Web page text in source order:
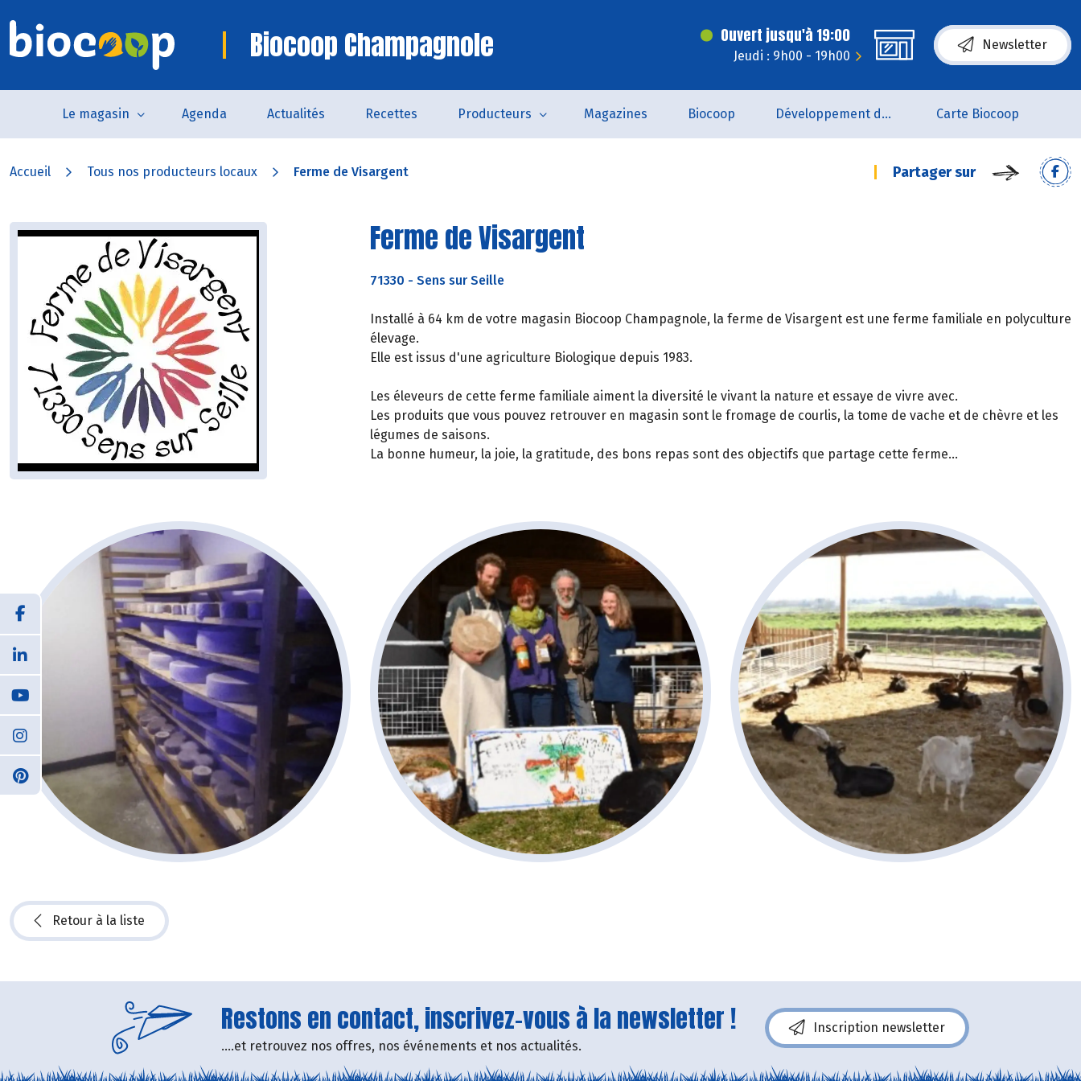
Biocoop Champagnole Ouvert jusqu'à 19:00
Jeudi : 9h00 - 19h00
Newsletter
Le magasin Agenda Actualités Recettes Producteurs Magazines Biocoop Développement durable Carte Biocoop
Accueil Tous nos producteurs locaux Ferme de Visargent Partager sur
Ferme de Visargent
71330 - Sens sur Seille
Installé à 64 km de votre magasin Biocoop Champagnole, la ferme de Visargent est une ferme familiale en polyculture
élevage.
Elle est issus d'une agriculture Biologique depuis 1983.
Les éleveurs de cette ferme familiale aiment la diversité le vivant la nature et essaye de vivre avec.
Les produits que vous pouvez retrouver en magasin sont le fromage de courlis, la tome de vache et de chèvre et les
légumes de saisons.
La bonne humeur, la joie, la gratitude, des bons repas sont des objectifs que partage cette ferme…
Retour à la liste
Restons en contact, inscrivez-vous à la newsletter !
....et retrouvez nos offres, nos événements et nos actualités.
Inscription newsletter